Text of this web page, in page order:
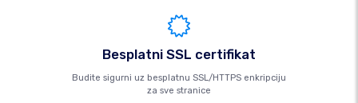
Besplatni SSL certifikat
Budite sigurni uz besplatnu SSL/HTTPS enkripciju
za sve stranice